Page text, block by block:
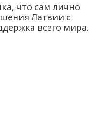
что сам лично
Латвии с
всего мира.